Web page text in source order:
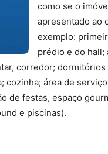
como se o
apresentado ao
exemplo:
prédio e do
corredor;
cozinha; área de
de festas, espaço
e piscinas).